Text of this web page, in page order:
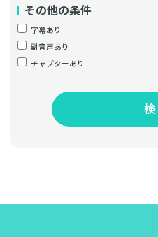
その他の条件
字幕あり
副音声あり
チャプターあり
検